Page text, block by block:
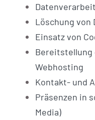
Löschung von
Einsatz von
Bereitstellung
Webhosting
Kontakt- und
Präsenzen in
Media)